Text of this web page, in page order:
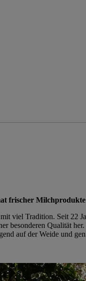
frischer Milchprodukte
viel Tradition. Seit 22
besonderen Qualität
auf der Weide und